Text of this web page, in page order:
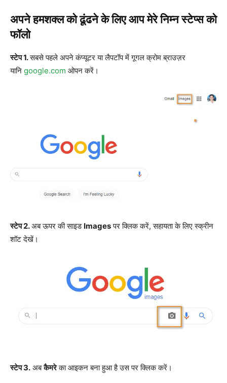
अपने हमशक्ल को ढूंढने के लिए आप मेरे निम्न स्टेप्स को
फॉलो
स्टेप 1.सबसे पहले अपने कंप्यूटर या लैपटॉप में गूगल क्रोम ब्राउज़र
यानि google.com ओपन करें।
स्टेप 2.अब ऊपर की साइड Imagesपर क्लिक करें, सहायता के लिए स्क्रीन
शॉट देखें।
स्टेप 3. अबकैमरेका आइकन बना हुआ है उस पर क्लिक करें।